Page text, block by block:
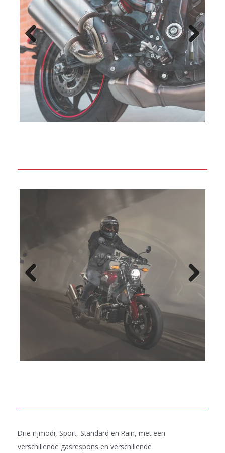
Previo
us
Next
Previo
Drie rijmodi, Sport, Standard en Rain, met een
verschillende gasrespons en verschillende